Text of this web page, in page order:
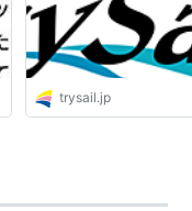
trysail.jp